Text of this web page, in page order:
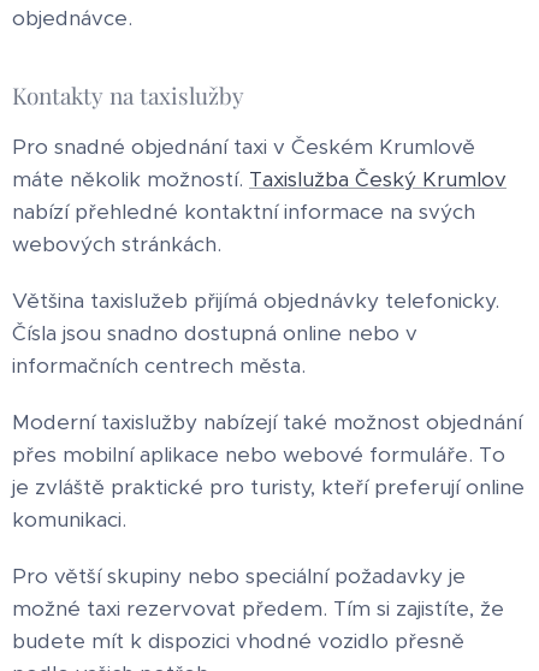
objednávce.
Kontakty na taxislužby
Pro snadné objednání taxi v Českém Krumlově
máte několik možností. Taxislužba Český Krumlov
nabízí přehledné kontaktní informace na svých
webových stránkách.
Většina taxislužeb přijímá objednávky telefonicky.
Čísla jsou snadno dostupná online nebo v
informačních centrech města.
Moderní taxislužby nabízejí také možnost objednání
přes mobilní aplikace nebo webové formuláře. To
je zvláště praktické pro turisty, kteří preferují online
komunikaci.
Pro větší skupiny nebo speciální požadavky je
možné taxi rezervovat předem. Tím si zajistíte, že
budete mít k dispozici vhodné vozidlo přesně